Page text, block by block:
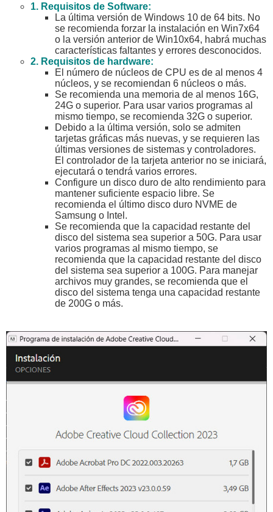
1. Requisitos de Software:
La última versión de Windows 10 de 64 bits. No
se recomienda forzar la instalación en Win7x64
o la versión anterior de Win10x64, habrá muchas
características faltantes y errores desconocidos.
2. Requisitos de hardware:
El número de núcleos de CPU es de al menos 4
núcleos, y se recomiendan 6 núcleos o más.
Se recomienda una memoria de al menos 16G,
24G o superior. Para usar varios programas al
mismo tiempo, se recomienda 32G o superior.
Debido a la última versión, solo se admiten
tarjetas gráficas más nuevas, y se requieren las
últimas versiones de sistemas y controladores.
El controlador de la tarjeta anterior no se iniciará,
ejecutará o tendrá varios errores.
Configure un disco duro de alto rendimiento para
mantener suficiente espacio libre. Se
recomienda el último disco duro NVME de
Samsung o Intel.
Se recomienda que la capacidad restante del
disco del sistema sea superior a 50G. Para usar
varios programas al mismo tiempo, se
recomienda que la capacidad restante del disco
del sistema sea superior a 100G. Para manejar
archivos muy grandes, se recomienda que el
disco del sistema tenga una capacidad restante
de 200G o más.